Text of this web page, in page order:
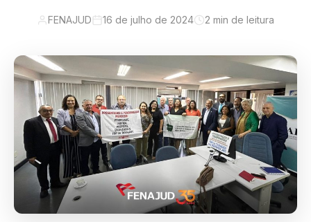
FENAJUD 16 de julho de 2024 2 min de leitura